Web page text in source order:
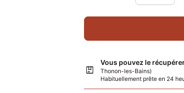
package
Vous pouvez le
Thonon-les-Bains)
Habituellement prête en 24